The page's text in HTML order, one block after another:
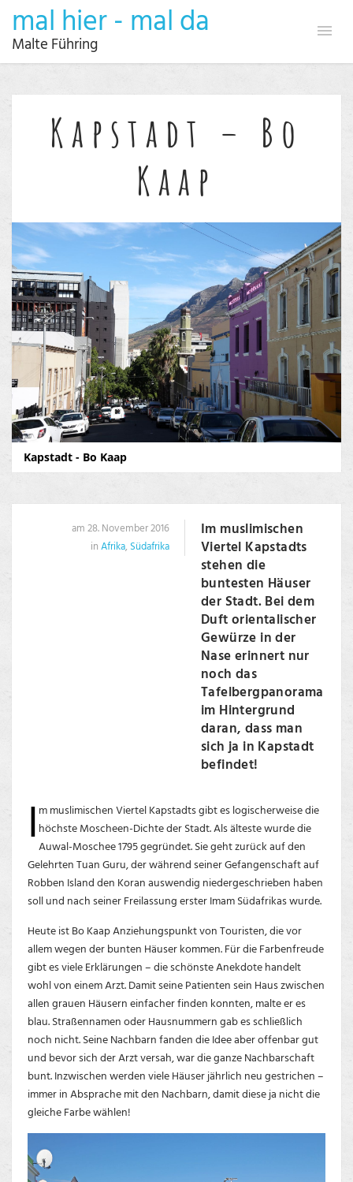
mal hier - mal da
Malte Führing
Kapstadt – Bo
Kaap
Kapstadt - Bo Kaap
am 28. November 2016
inAfrika, Südafrika
Im muslimischen
Viertel Kapstadts
stehen die
buntesten Häuser
der Stadt. Bei dem
Duft orientalischer
Gewürze in der
Nase erinnert nur
noch das
Tafelbergpanorama
im Hintergrund
daran, dass man
sich ja in Kapstadt
befindet!
I m muslimischen Viertel Kapstadts gibt es logischerweise die
höchste Moscheen-Dichte der Stadt. Als älteste wurde die
Auwal-Moschee 1795 gegründet. Sie geht zurück auf den
Gelehrten Tuan Guru, der während seiner Gefangenschaft auf
Robben Island den Koran auswendig niedergeschrieben haben
soll und nach seiner Freilassung erster Imam Südafrikas wurde.
Heute ist Bo Kaap Anziehungspunkt von Touristen, die vor
allem wegen der bunten Häuser kommen. Für die Farbenfreude
gibt es viele Erklärungen – die schönste Anekdote handelt
wohl von einem Arzt. Damit seine Patienten sein Haus zwischen
allen grauen Häusern einfacher finden konnten, malte er es
blau. Straßennamen oder Hausnummern gab es schließlich
noch nicht. Seine Nachbarn fanden die Idee aber offenbar gut
und bevor sich der Arzt versah, war die ganze Nachbarschaft
bunt. Inzwischen werden viele Häuser jährlich neu gestrichen –
immer in Absprache mit den Nachbarn, damit diese ja nicht die
gleiche Farbe wählen!